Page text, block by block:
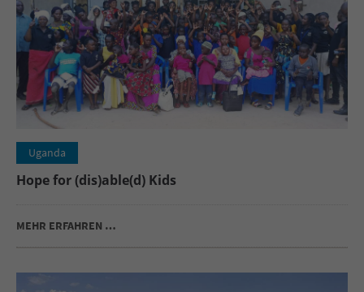
Uganda
Hope for (dis)able(d) Kids
MEHR ERFAHREN …